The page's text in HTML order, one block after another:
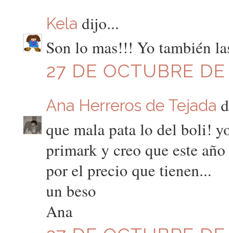
Kela dijo...
Son lo mas!!! Yo también
27 DE OCTUBRE
Ana Herreros de Tejada
que mala pata lo del boli!
primark y creo que este
por el precio que tienen...
un beso
Ana